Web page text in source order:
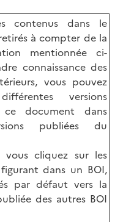
contenus dans le
à compter de la
mentionnée ci-
connaissance des
vous pouvez
versions
ce document dans
publiées du
vous cliquez sur les
dans un BOI,
par défaut vers la
des autres BOI